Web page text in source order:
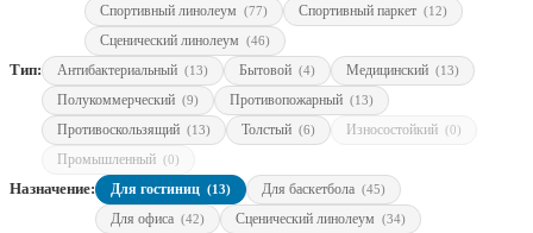
Спортивный линолеум (77) Спортивный паркет (12)
Сценический линолеум (46)
Тип: Антибактериальный (13) Бытовой (4) Медицинский (13)
Полукоммерческий (9) Противопожарный (13)
Противоскользящий (13) Толстый (6) Износостойкий (0)
Промышленный (0)
Назначение: Для гостиниц (13) Для баскетбола (45)
Для офиса (42) Сценический линолеум (34)